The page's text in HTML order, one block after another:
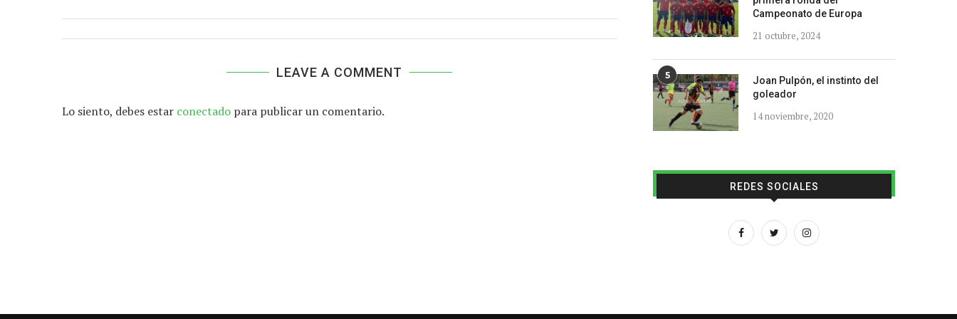
LEAVE A COMMENT
Lo siento, debes estar conectado para publicar un comentario.
Campeonato de Europa
21 octubre, 2024
5
Joan Pulpón, el instinto del
goleador
14 noviembre, 2020
REDES SOCIALES